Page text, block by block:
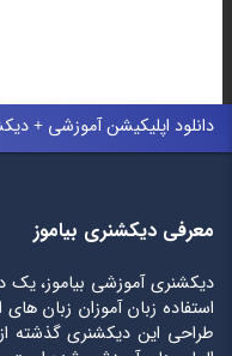
دانلود اپلیکیشن آموزشی +
معرفی دیکشنری بیاموز
دیکشنری آموزشی بیاموز، یک
استفاده زبان آموزان زبان
طراحی این دیکشنری گذشته